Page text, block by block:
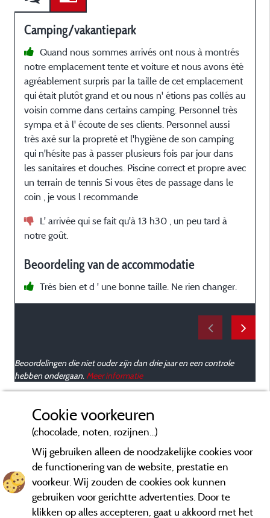
Camping/vakantiepark
Quand nous sommes arrivés ont nous à montrés
notre emplacement tente et voiture et nous avons été
agréablement surpris par la taille de cet emplacement
qui était plutôt grand et ou nous n' étions pas collés au
voisin comme dans certains camping. Personnel très
sympa et à l' écoute de ses clients. Personnel aussi
très axé sur la propreté et l'hygiène de son camping
qui n'hésite pas à passer plusieurs fois par jour dans
les sanitaires et douches. Piscine correct et propre avec
un terrain de tennis Si vous êtes de passage dans le
coin , je vous l recommande
L' arrivée qui se fait qu'à 13 h30 , un peu tard à
notre goût.
Beoordeling van de accommodatie
Très bien et d ' une bonne taille. Ne rien changer.
Beoordelingen die niet ouder zijn dan drie jaar en een controle
hebben ondergaan. Meer informatie
Cookie voorkeuren
(chocolade, noten, rozijnen...)
Wij gebruiken alleen de noodzakelijke cookies voor
de functionering van de website, prestatie en
voorkeur. Wij zouden de cookies ook kunnen
gebruiken voor gerichtte advertenties. Door te
klikken op alles accepteren, gaat u akkoord met het